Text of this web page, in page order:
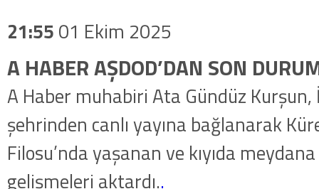
21:55 01 Ekim 2025
A HABER AŞDOD’DAN SON
A Haber muhabiri Ata Gündüz Kurşun,
şehrinden canlı yayına bağlanarak
Filosu’nda yaşanan ve kıyıda
gelişmeleri aktardı..